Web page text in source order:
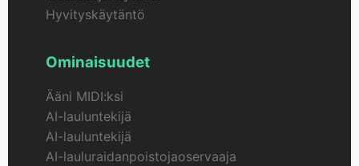
Hyvityskäytäntö
Ominaisuudet
Ääni MIDI:ksi
AI-lauluntekijä
AI-lauluntekijä
AI-lauluraidanpoistojaoservaaja